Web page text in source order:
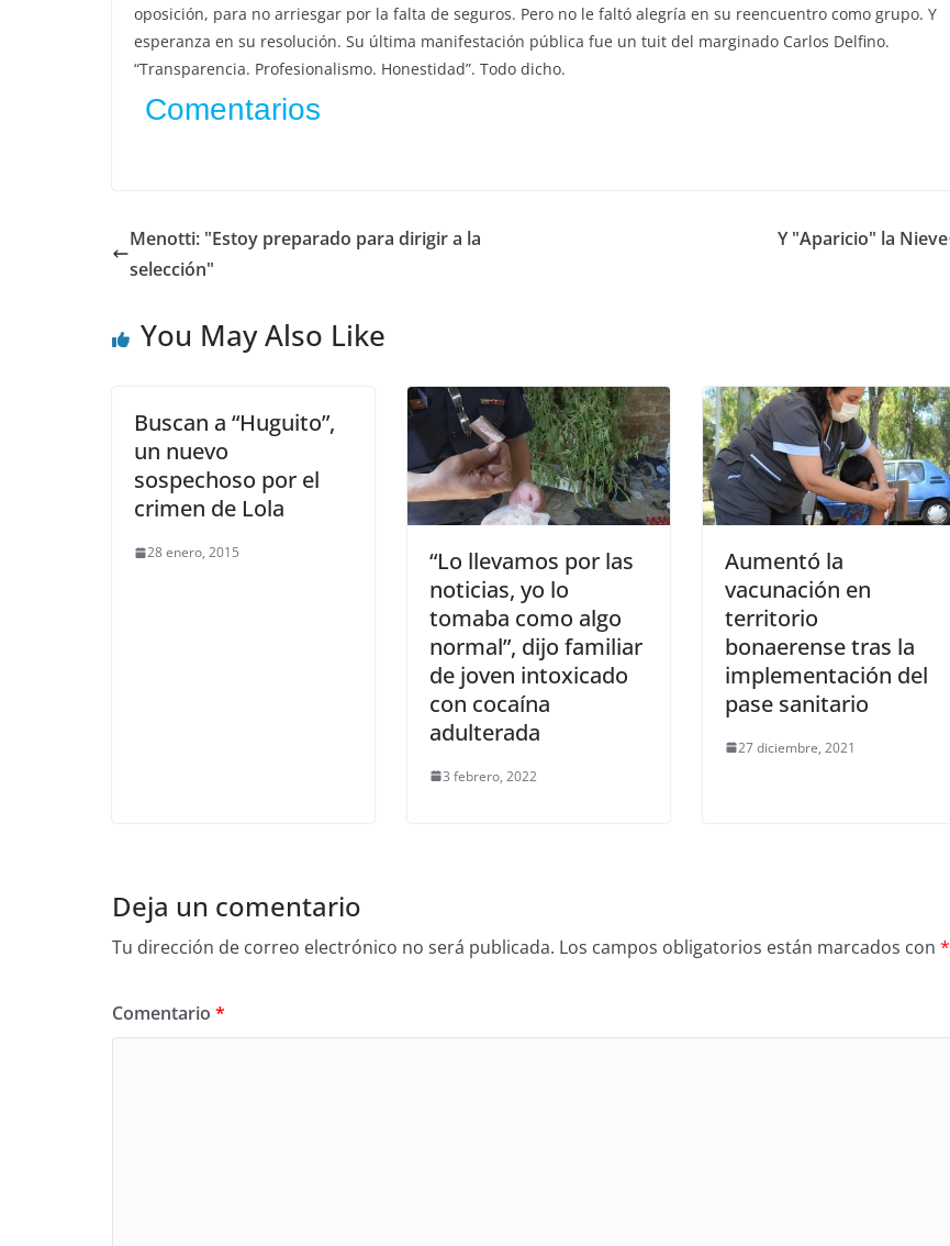
oposición, para no arriesgar por la falta de seguros. Pero no le faltó alegría en su reencuentro como grupo. Y
esperanza en su resolución. Su última manifestación pública fue un tuit del marginado Carlos Delfino.
“Transparencia. Profesionalismo. Honestidad”. Todo dicho.
Comentarios
Menotti: "Estoy preparado para dirigir a la
selección"
Y "Aparicio" la Nieve
You May Also Like
Buscan a “Huguito”,
un nuevo
sospechoso por el
crimen de Lola
28 enero, 2015
“Lo llevamos por las
noticias, yo lo
tomaba como algo
normal”, dijo familiar
de joven intoxicado
con cocaína
adulterada
3 febrero, 2022
Aumentó la
vacunación en
territorio
bonaerense tras la
implementación del
pase sanitario
27 diciembre, 2021
Deja un comentario
Tu dirección de correo electrónico no será publicada. Los campos obligatorios están marcados con *
Comentario *